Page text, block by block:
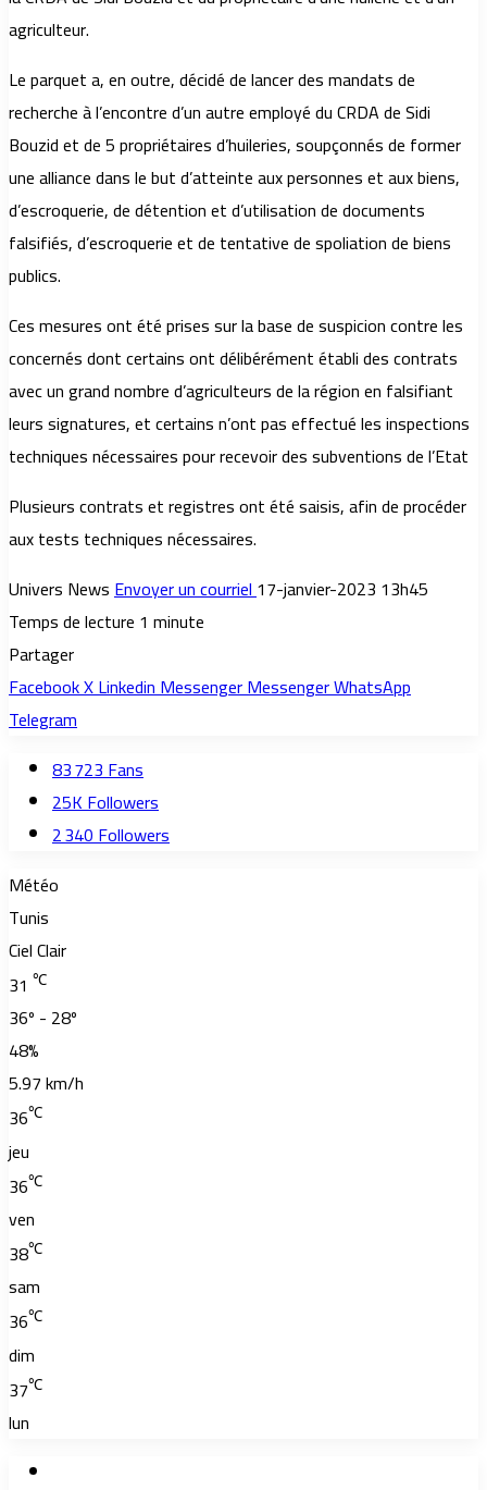
agriculteur.
Le parquet a, en outre, décidé de lancer des mandats de
recherche à l’encontre d’un autre employé du CRDA de Sidi
Bouzid et de 5 propriétaires d’huileries, soupçonnés de former
une alliance dans le but d’atteinte aux personnes et aux biens,
d’escroquerie, de détention et d’utilisation de documents
falsifiés, d’escroquerie et de tentative de spoliation de biens
publics.
Ces mesures ont été prises sur la base de suspicion contre les
concernés dont certains ont délibérément établi des contrats
avec un grand nombre d’agriculteurs de la région en falsifiant
leurs signatures, et certains n’ont pas effectué les inspections
techniques nécessaires pour recevoir des subventions de l’Etat
Plusieurs contrats et registres ont été saisis, afin de procéder
aux tests techniques nécessaires.
Univers NewsEnvoyer un courriel17-janvier-2023 13h45
Temps de lecture 1 minute
Partager
FacebookXLinkedinMessengerMessengerWhatsApp
Telegram
83 723Fans
25KFollowers
2 340Followers
Météo
Tunis
Ciel Clair
31 ℃
36º - 28º
48%
5.97 km/h
36℃
jeu
36℃
ven
38℃
sam
36℃
dim
37℃
lun